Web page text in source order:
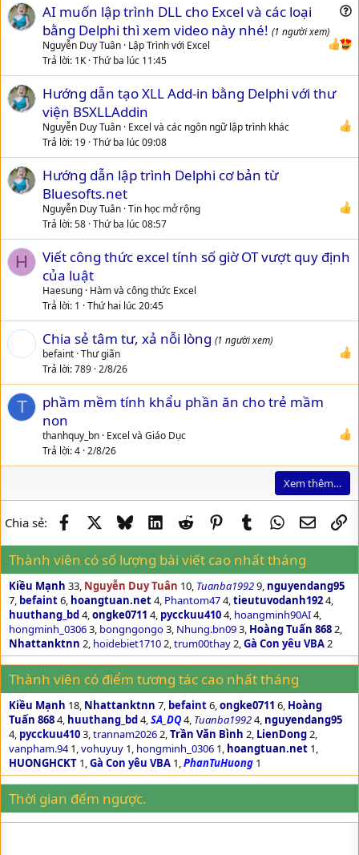
e
t
AI muốn lập trình DLL cho Excel và các loại
bằng Delphi thì xem video này nhé! (1 người xem)
Nguyễn Duy Tuân Lập Trình với Excel
Trả lời 1K Thứ ba lúc 11:45
Hướng dẫn tạo XLL Add-in bằng Delphi với thư
viện BSXLLAddin
Nguyễn Duy Tuân Excel và các ngôn ngữ lập trình khác
Trả lời 19 Thứ ba lúc 09:08
Hướng dẫn lập trình Delphi cơ bản từ
Bluesofts.net
Nguyễn Duy Tuân Tin học mở rộng
Trả lời 58 Thứ ba lúc 08:57
H
Viết công thức excel tính số giờ OT vượt quy định
của luật
Haesung Hàm và công thức Excel
Trả lời 1 Thứ hai lúc 20:45
Chia sẻ tâm tư, xả nỗi lòng (1 người xem)
befaint Thư giãn
Trả lời 789 2/8/26
T
phầm mềm tính khẩu phần ăn cho trẻ mầm
non
thanhquy_bn Excel và Giáo Dục
Trả lời 4 2/8/26
Xem thêm…
Chia sẻ: Facebook BlueskyLinkedIn
Reddit PinterestTumblrWhatsApp
Email
Thành viên có số lượng bài viết cao nhất tháng
Kiều Mạnh 33 Nguyễn Duy Tuân 10 Tuanba19929 nguyendang95
7 befaint6 hoangtuan.net4 Phantom474 tieutuvodanh1924
huuthang_bd4 ongke0711 4 pycckuu4104 hoangminh90AI4
hongminh_03063 bongngongo3 Nhung.bn093 Hoàng Tuấn 8682
Nhattanktnn 2 hoidebiet17102 trum00thay2 Gà Con yêu VBA2
Thành viên có điểm tương tác cao nhất tháng
Kiều Mạnh 18 Nhattanktnn 7 befaint6 ongke0711 6 Hoàng
Tuấn 8684 huuthang_bd4 SA_DQ4 Tuanba19924 nguyendang95
4 pycckuu4103 trannam20262 Trần Văn Bình 2 LienDong2
vanpham.941 vohuyuy 1 hongminh_0306 1 hoangtuan.net 1
HUONGHCKT 1 Gà Con yêu VBA 1 PhanTuHuong 1
Thời gian đếm ngược.